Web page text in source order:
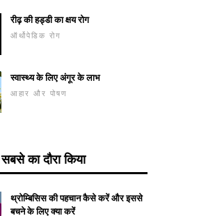
रीढ़ की हड्डी का क्षय रोग
ऑर्थोपेडिक रोग
स्वास्थ्य के लिए अंगूर के लाभ
आहार और पोषण
सबसे का दौरा किया
थ्रोम्बिसिस की पहचान कैसे करें और इससे
बचने के लिए क्या करें